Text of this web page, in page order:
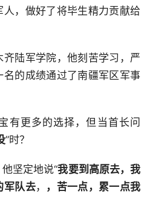
，做好了将毕生精力贡献给
陆军学院，他刻苦学习，严
的成绩通过了南疆军区军事
有更多的选择，但当首长问
”时？
坚定地说“我要到高原去，我
军队去，
，苦一点，累一点我